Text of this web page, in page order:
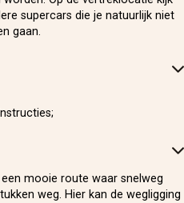
supercars die je natuurlijk niet
gaan.
mooie route waar snelweg
weg. Hier kan de wegligging